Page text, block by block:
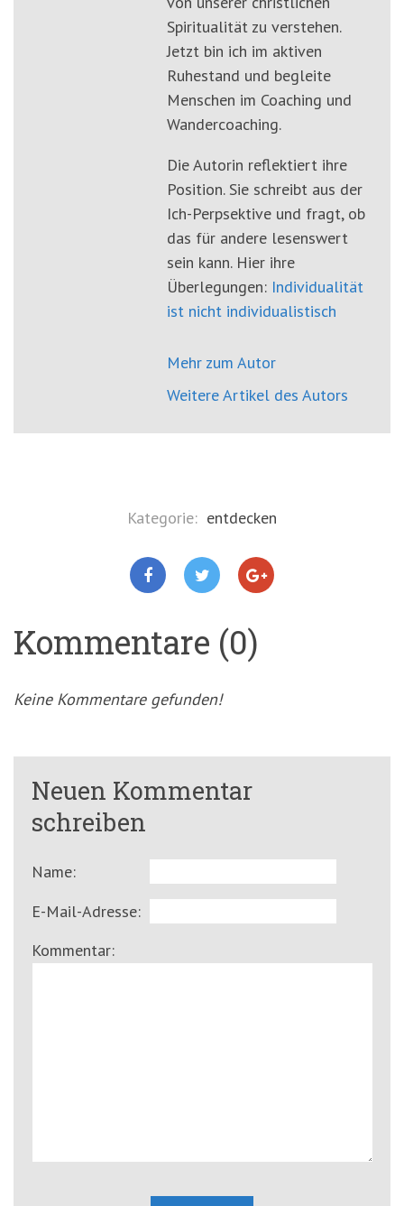
Spiritualität zu verstehen.
Jetzt bin ich im aktiven
Ruhestand und begleite
Menschen im Coaching und
Wandercoaching.
Die Autorin reflektiert ihre
Position. Sie schreibt aus der
Ich-Perpsektive und fragt, ob
das für andere lesenswert
sein kann. Hier ihre
Überlegungen: Individualität
ist nicht individualistisch
Mehr zum Autor
Weitere Artikel des Autors
Kategorie: entdecken
Kommentare (0)
Keine Kommentare gefunden!
Neuen Kommentar
schreiben
Name:
E-Mail-Adresse:
Kommentar: